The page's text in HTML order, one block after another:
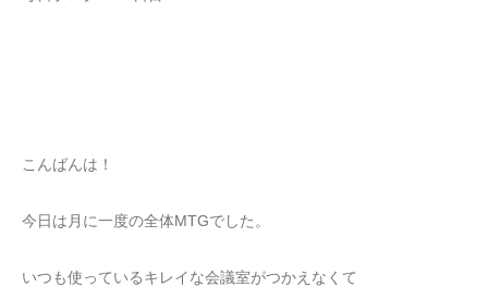
こんばんは！
今日は月に一度の全体MTGでした。
いつも使っているキレイな会議室がつかえなくて